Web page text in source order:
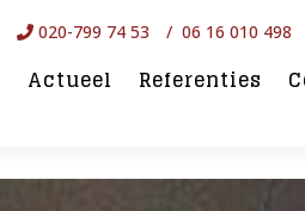
020-799 74 53 / 06 16 010 498
Actueel Referenties